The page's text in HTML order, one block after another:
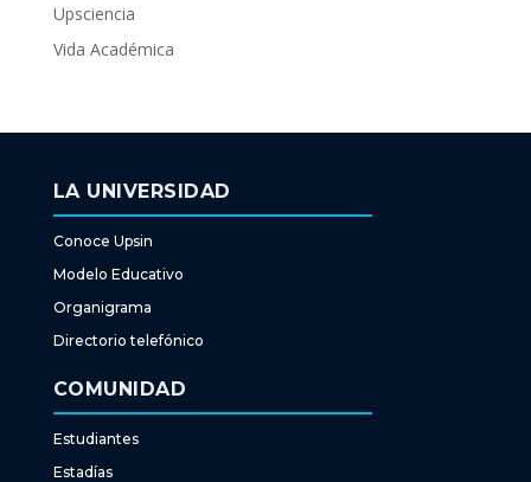
Upsciencia
Vida Académica
LA UNIVERSIDAD
Conoce Upsin
Modelo Educativo
Organigrama
Directorio telefónico
COMUNIDAD
Estudiantes
Estadías